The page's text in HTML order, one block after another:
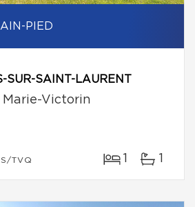
PIED
SUR-SAINT-LAURENT
Marie-Victorin
TVQ 1 1